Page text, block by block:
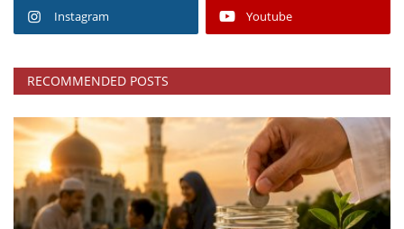
Instagram Youtube
RECOMMENDED POSTS